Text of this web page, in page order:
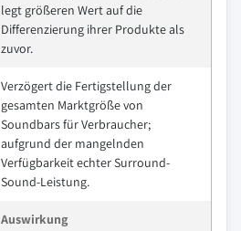
legt größeren Wert auf die
Differenzierung ihrer Produkte als
zuvor.
Verzögert die Fertigstellung der
gesamten Marktgröße von
Soundbars für Verbraucher;
aufgrund der mangelnden
Verfügbarkeit echter Surround-
Sound-Leistung.
Auswirkung